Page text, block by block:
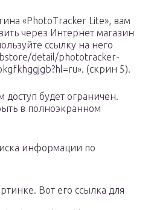
«PhotoTracker Lite», вам
через Интернет магазин
ссылку на него
detail/phototracker-
(скрин 5).
будет ограничен.
в полноэкранном
информации по
Вот его ссылка для